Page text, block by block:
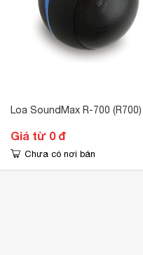
với 2 đầu trang bịđệm
Loa SoundMax R-700 (R700)
Giá từ 0 đ
Chưa có nơi bán